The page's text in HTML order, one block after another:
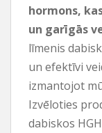
hormons,
un garīgās
līmenis
un efektīvi
izmantojot
Izvēloties
dabiskos